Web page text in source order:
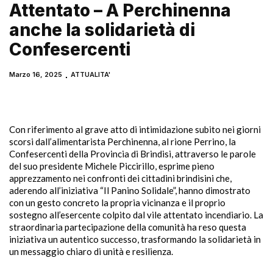
Attentato – A Perchinenna
anche la solidarietà di
Confesercenti
Marzo 16, 2025 ATTUALITA'
Con riferimento al grave atto di intimidazione subito nei giorni
scorsi dall’alimentarista Perchinenna, al rione Perrino, la
Confesercenti della Provincia di Brindisi, attraverso le parole
del suo presidente Michele Piccirillo, esprime pieno
apprezzamento nei confronti dei cittadini brindisini che,
aderendo all’iniziativa “Il Panino Solidale”, hanno dimostrato
con un gesto concreto la propria vicinanza e il proprio
sostegno all’esercente colpito dal vile attentato incendiario. La
straordinaria partecipazione della comunità ha reso questa
iniziativa un autentico successo, trasformando la solidarietà in
un messaggio chiaro di unità e resilienza.